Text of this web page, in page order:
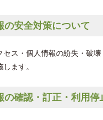
の安全対策について
セス・個人情報の紛失・破
ます。
の確認・訂正・利用停